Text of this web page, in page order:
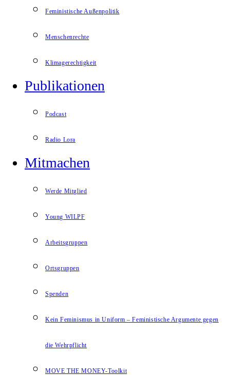
Feministische Außenpolitik
Menschenrechte
Klimagerechtigkeit
Publikationen
Podcast
Radio Lora
Mitmachen
Werde Mitglied
Young WILPF
Arbeitsgruppen
Ortsgruppen
Spenden
Kein Feminismus in Uniform – Feministische Argumente gegen
die Wehrpflicht
MOVE THE MONEY-Toolkit